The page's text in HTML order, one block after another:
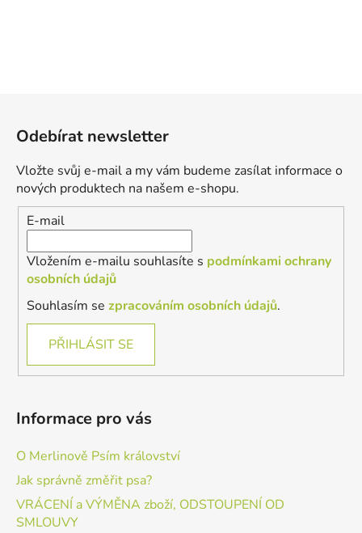
Odebírat newsletter
Vložte svůj e-mail a my vám budeme zasílat informace o
nových produktech na našem e-shopu.
E-mail
Vložením e-mailu souhlasíte s podmínkami ochrany
osobních údajů
Souhlasím se zpracováním osobních údajů.
PŘIHLÁSIT SE
Informace pro vás
O Merlinově Psím království
Jak správně změřit psa?
VRÁCENÍ a VÝMĚNA zboží, ODSTOUPENÍ OD
SMLOUVY